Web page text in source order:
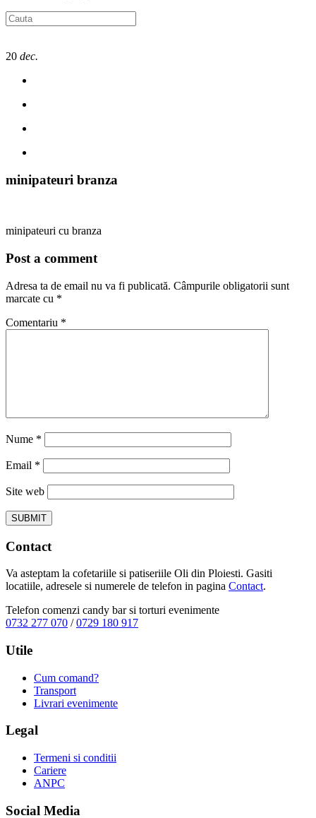
20 dec.
minipateuri branza
minipateuri cu branza
Post a comment
Adresa ta de email nu va fi publicată. Câmpurile obligatorii sunt
marcate cu *
Comentariu *
Nume *
Email *
Site web
Contact
Va asteptam la cofetariile si patiseriile Oli din Ploiesti. Gasiti
locatiile, adresele si numerele de telefon in pagina Contact.
Telefon comenzi candy bar si torturi evenimente
0732 277 070 /0729 180 917
Utile
Cum comand?
Transport
Livrari evenimente
Legal
Termeni si conditii
Cariere
ANPC
Social Media